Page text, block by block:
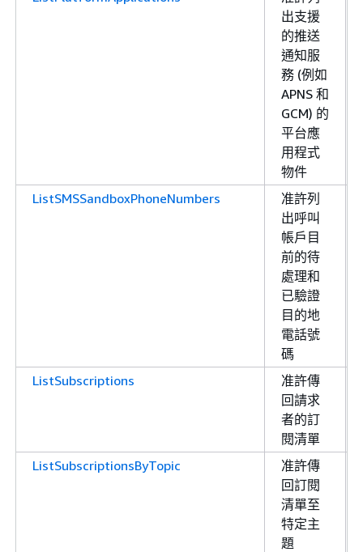
出支援
的推送
通知服
務 (例如
APNS 和
GCM) 的
平台應
用程式
物件
ListSMSSandboxPhoneNumbers
准許列
出呼叫
帳戶目
前的待
處理和
已驗證
目的地
電話號
碼
ListSubscriptions
准許傳
回請求
者的訂
閱清單
ListSubscriptionsByTopic
准許傳
回訂閱
清單至
特定主
題